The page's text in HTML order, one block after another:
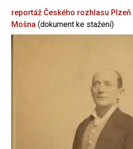
reportáž Českého rozhlasu Plzeň
Mošna (dokument ke stažení)